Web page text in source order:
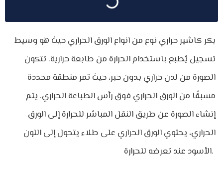
بكر كاشير حراري نوع من انواع الورق الحراري حيث هو وسيط
تسجيل يُطبع باستخدام الحرارة من طابعة حرارية. تتكون
الصورة من لدن حراري بدون حبر، حيث تمر منطقة محددة
مسبقًا من الورق الحراري فوق رأس الطباعة الحراري. يتم
إنشاء الصورة عن طريق النقل المباشر للحرارة إلى الورق
الحراري، يحتوي الورق الحراري على طلاء يتحول إلى اللون
الأسود عند تعرضه للحرارة.